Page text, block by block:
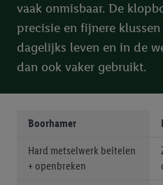
vaak onmisbaar. De
precisie en fijnere
dagelijks leven en in de
dan ook vaker gebruikt.
Boorhamer
Hard metselwerk beitelen
+ openbreken
advertenties worden
eerder interesse hebt getoond
in een winkelmandje van een
niet te kopen). De retargeting
en Lidl-diensten, met behulp van
met eventuele andere identifiers
Criteo S.A. beschikt, aan jou
Onder "Aanpassen" kun je